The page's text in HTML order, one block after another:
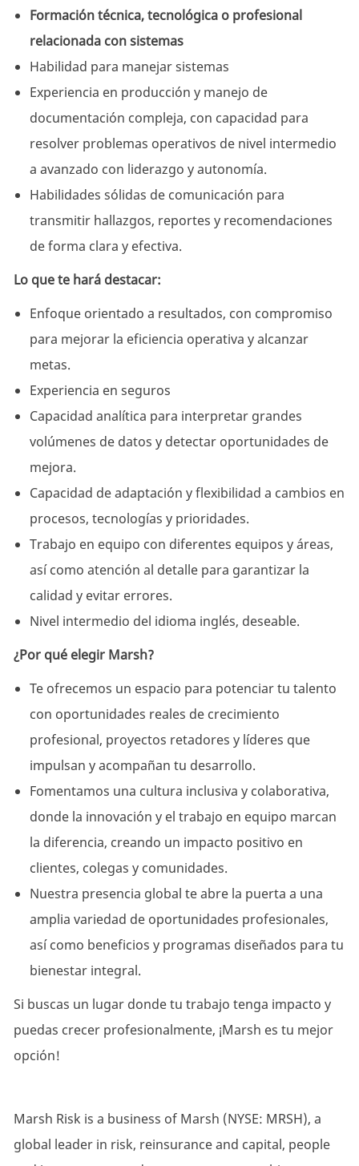
Formación técnica, tecnológica o profesional
relacionada con sistemas
Habilidad para manejar sistemas
Experiencia en producción y manejo de
documentación compleja, con capacidad para
resolver problemas operativos de nivel intermedio
a avanzado con liderazgo y autonomía.
Habilidades sólidas de comunicación para
transmitir hallazgos, reportes y recomendaciones
de forma clara y efectiva.
Lo que te hará destacar:
Enfoque orientado a resultados, con compromiso
para mejorar la eficiencia operativa y alcanzar
metas.
Experiencia en seguros
Capacidad analítica para interpretar grandes
volúmenes de datos y detectar oportunidades de
mejora.
Capacidad de adaptación y flexibilidad a cambios en
procesos, tecnologías y prioridades.
Trabajo en equipo con diferentes equipos y áreas,
así como atención al detalle para garantizar la
calidad y evitar errores.
Nivel intermedio del idioma inglés, deseable.
¿Por qué elegir Marsh?
Te ofrecemos un espacio para potenciar tu talento
con oportunidades reales de crecimiento
profesional, proyectos retadores y líderes que
impulsan y acompañan tu desarrollo.
Fomentamos una cultura inclusiva y colaborativa,
donde la innovación y el trabajo en equipo marcan
la diferencia, creando un impacto positivo en
clientes, colegas y comunidades.
Nuestra presencia global te abre la puerta a una
amplia variedad de oportunidades profesionales,
así como beneficios y programas diseñados para tu
bienestar integral.
Si buscas un lugar donde tu trabajo tenga impacto y
puedas crecer profesionalmente, ¡Marsh es tu mejor
opción!
Marsh Risk is a business of Marsh (NYSE: MRSH), a
global leader in risk, reinsurance and capital, people